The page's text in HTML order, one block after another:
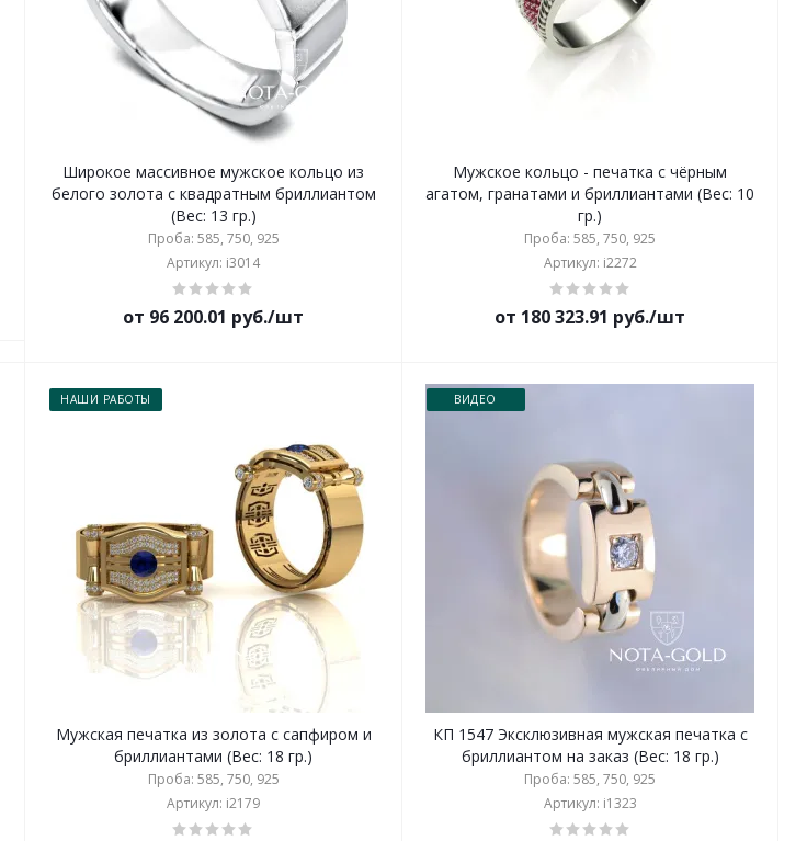
Широкое массивное мужское кольцо из
белого золота с квадратным бриллиантом
(Вес: 13 гр.)
Проба: 585, 750, 925
Артикул: i3014
от 96 200.01 руб./шт
Мужское кольцо - печатка с чёрным
агатом, гранатами и бриллиантами (Вес: 10
гр.)
Проба: 585, 750, 925
Артикул: i2272
от 180 323.91 руб./шт
НАШИ РАБОТЫ
Мужская печатка из золота с сапфиром и
бриллиантами (Вес: 18 гр.)
Проба: 585, 750, 925
Артикул: i2179
ВИДЕО
КП 1547 Эксклюзивная мужская печатка с
бриллиантом на заказ (Вес: 18 гр.)
Проба: 585, 750, 925
Артикул: i1323